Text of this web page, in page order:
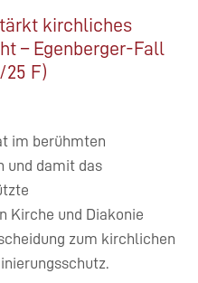
kirchliches
– Egenberger-Fall
25 F)
im berühmten
und damit das
Kirche und Diakonie
zum kirchlichen